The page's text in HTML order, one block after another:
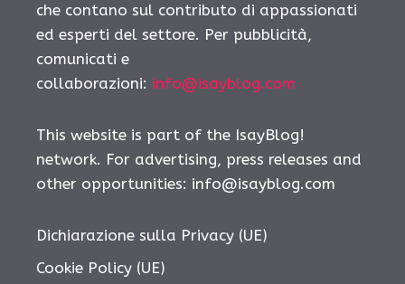
che contano sul contributo di appassionati
ed esperti del settore. Per pubblicità,
comunicati e
collaborazioni: info@isayblog.com
This website is part of the IsayBlog!
network. For advertising, press releases and
other opportunities: info@isayblog.com
Dichiarazione sulla Privacy (UE)
Cookie Policy (UE)